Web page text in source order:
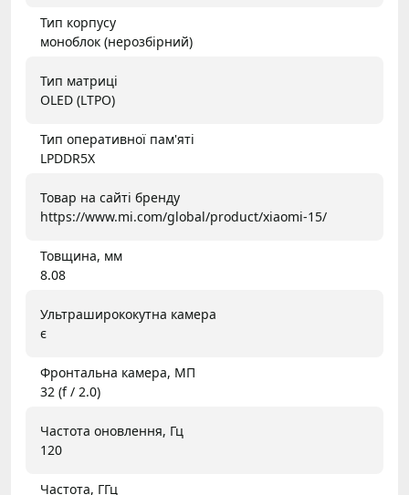
Тип корпусу
моноблок (нерозбірний)
Тип матриці
OLED (LTPO)
Тип оперативної пам'яті
LPDDR5X
Товар на сайті бренду
https://www.mi.com/global/product/xiaomi-15/
Товщина, мм
8.08
Ультраширококутна камера
є
Фронтальна камера, МП
32 (f / 2.0)
Частота оновлення, Гц
120
Частота, ГГц